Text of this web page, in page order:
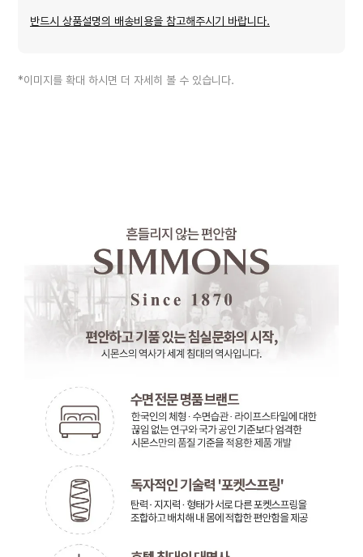
반드시 상품설명의 배송비용을 참고해주시기 바랍니다.
*이미지를 확대 하시면 더 자세히 볼 수 있습니다.